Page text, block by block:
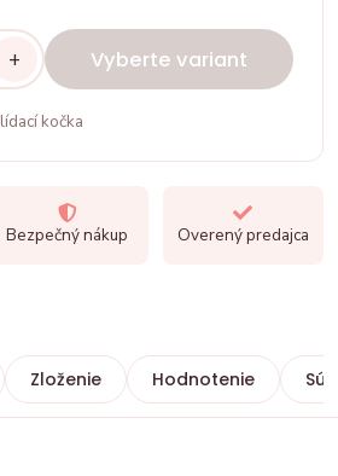
+ Vyberte variant
kočka
Bezpečný nákup Overený predajca
Zloženie Hodnotenie